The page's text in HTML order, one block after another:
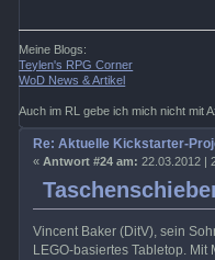
Meine Blogs:
Teylen's RPG Corner
WoD News & Artikel
Auch im RL gebe ich mich nicht mit
Re: Aktuelle Kickstarter-
« Antwort #24 am: 22.03.2012 |
Vincent Baker (DitV), sein
LEGO-basiertes Tabletop. Mit